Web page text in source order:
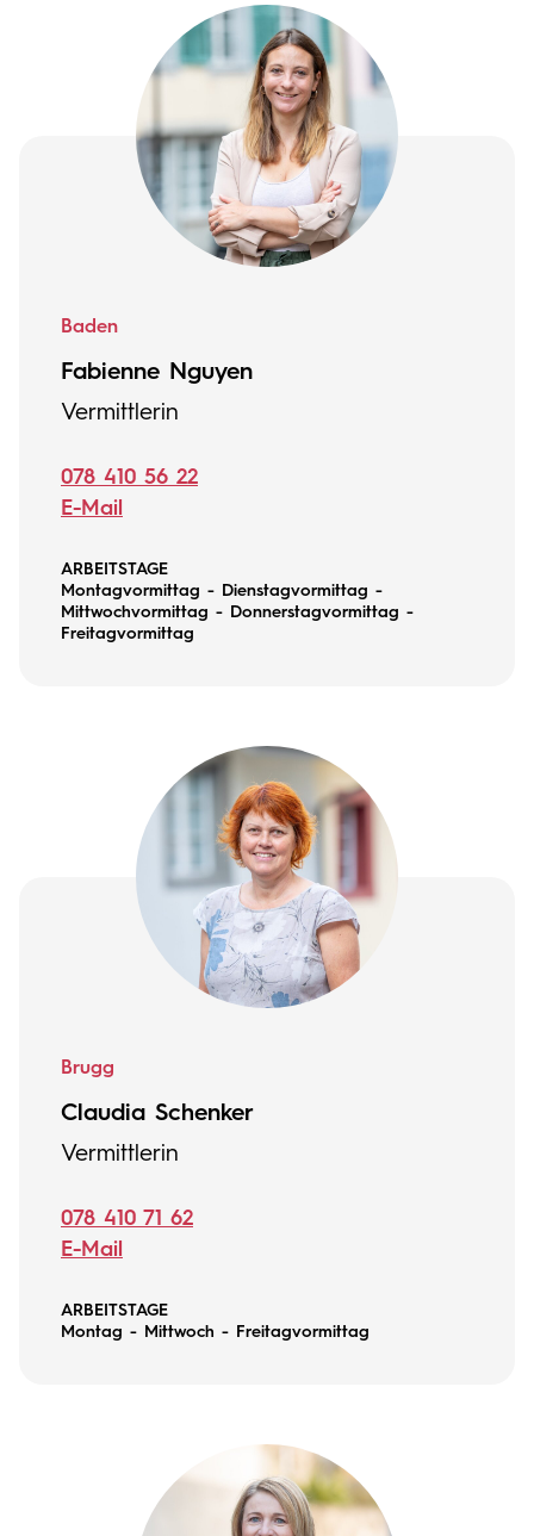
Baden
Fabienne Nguyen
Vermittlerin
078 410 56 22
E-Mail
ARBEITSTAGE
Montagvormittag - Dienstagvormittag -
Mittwochvormittag - Donnerstagvormittag -
Freitagvormittag
Brugg
Claudia Schenker
Vermittlerin
078 410 71 62
E-Mail
ARBEITSTAGE
Montag - Mittwoch - Freitagvormittag